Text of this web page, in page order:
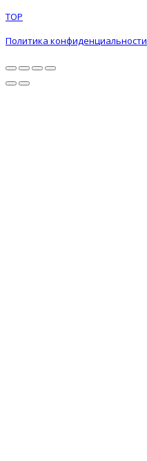
TOP
Политика конфиденциальности